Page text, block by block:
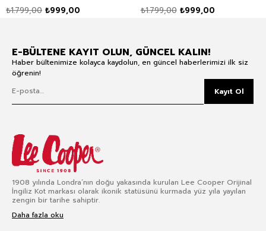
Mavi
₺999,00
₺1.799,00 ₺999,00
₺1.799,00
E-BÜLTENE KAYIT OLUN, GÜNCEL KALIN!
Haber bültenimize kolayca kaydolun, en güncel haberlerimizi ilk siz
öğrenin!
Kayıt Ol
1908 yılında Londra’nın doğu yakasında kurulan Lee Cooper Orijinal
İngiliz Kot markası olarak ikonik statüsünü kurmada yüz yıla yayılan
zengin bir tarihe sahiptir.
Daha fazla oku